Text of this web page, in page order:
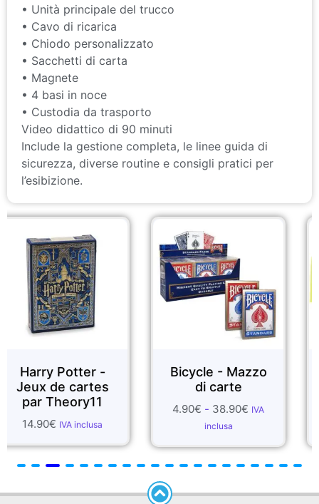
• Unità principale del trucco
• Cavo di ricarica
• Chiodo personalizzato
• Sacchetti di carta
• Magnete
• 4 basi in noce
• Custodia da trasporto
Video didattico di 90 minuti
Include la gestione completa, le linee guida di
sicurezza, diverse routine e consigli pratici per
l’esibizione.
-
cartes
inclusa
Bicycle - Mazzo
38.90€ IVA